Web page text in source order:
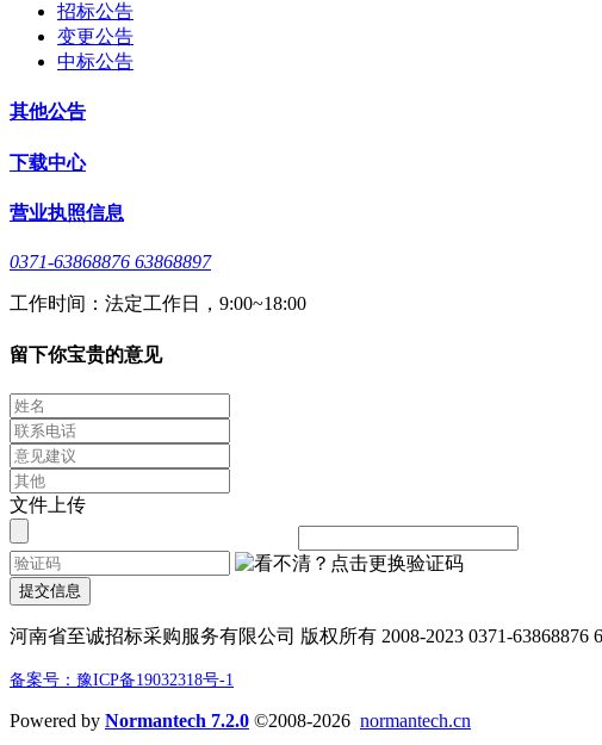
招标公告
变更公告
中标公告
其他公告
下载中心
营业执照信息
0371-63868876 63868897
工作时间：法定工作日，9:00~18:00
留下你宝贵的意见
文件上传
提交信息
河南省至诚招标采购服务有限公司 版权所有 2008-2023 0371-63868876
备案号：豫ICP备19032318号-1
Powered by Normantech 7.2.0 ©2008-2026 normantech.cn